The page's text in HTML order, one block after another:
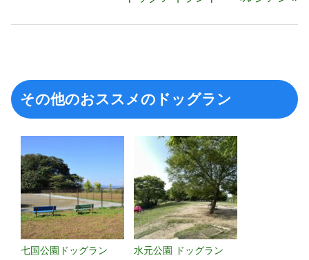
ョ
ン
事:
その他のおススメのドッグラン
七国公園ドッグラン 水元公園 ドッグラン